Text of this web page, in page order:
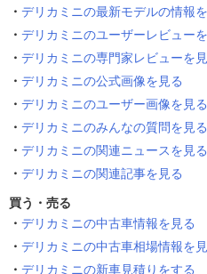
デリカミニの最新モデルの情報
デリカミニのユーザーレビュー
デリカミニの専門家レビューを
デリカミニの公式画像を見る
デリカミニのユーザー画像を見る
デリカミニのみんなの質問を見る
デリカミニの関連ニュースを見る
デリカミニの関連記事を見る
買う・売る
デリカミニの中古車情報を見る
デリカミニの中古車相場情報を
デリカミニの新車見積りをする